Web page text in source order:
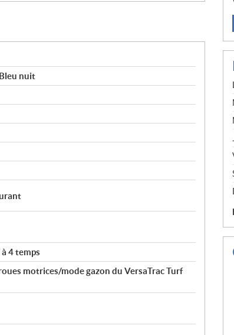
nuit
4 temps
motrices/mode gazon du VersaTrac Turf